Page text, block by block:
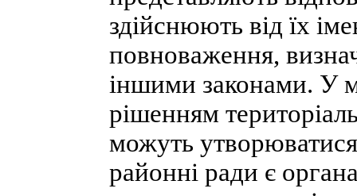
здійснюють від їх
повноваження,
іншими законами. У
рішенням
можуть
районні ради є